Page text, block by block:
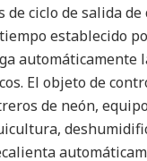
de ciclo de salida de
establecido
automáticamente
El objeto de
de neón,